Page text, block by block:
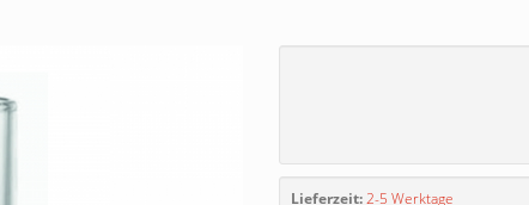
Lieferzeit:2-5 Werktage